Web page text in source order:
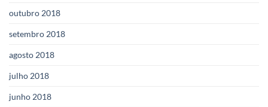
outubro 2018
setembro 2018
agosto 2018
julho 2018
junho 2018